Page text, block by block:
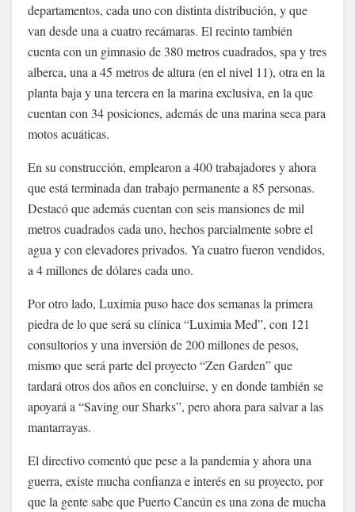
departamentos, cada uno con distinta distribución, y que
van desde una a cuatro recámaras. El recinto también
cuenta con un gimnasio de 380 metros cuadrados, spa y tres
alberca, una a 45 metros de altura (en el nivel 11), otra en la
planta baja y una tercera en la marina exclusiva, en la que
cuentan con 34 posiciones, además de una marina seca para
motos acuáticas.
En su construcción, emplearon a 400 trabajadores y ahora
que está terminada dan trabajo permanente a 85 personas.
Destacó que además cuentan con seis mansiones de mil
metros cuadrados cada uno, hechos parcialmente sobre el
agua y con elevadores privados. Ya cuatro fueron vendidos,
a 4 millones de dólares cada uno.
Por otro lado, Luximia puso hace dos semanas la primera
piedra de lo que será su clínica “Luximia Med”, con 121
consultorios y una inversión de 200 millones de pesos,
mismo que será parte del proyecto “Zen Garden” que
tardará otros dos años en concluirse, y en donde también se
apoyará a “Saving our Sharks”, pero ahora para salvar a las
mantarrayas.
El directivo comentó que pese a la pandemia y ahora una
guerra, existe mucha confianza e interés en su proyecto, por
que la gente sabe que Puerto Cancún es una zona de mucha